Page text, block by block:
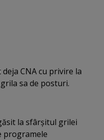
CNA cu privire la
sa de posturi.
la sfârşitul grilei
programele